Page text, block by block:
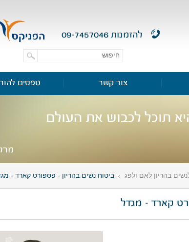
להזמנות 09-7457046
צור קשר טפסים
תוכל לכבוש את העולם
בהריון לאם ולפג » ביטוח נשים בהריון - פספורט קארד -
קארד - מגדל